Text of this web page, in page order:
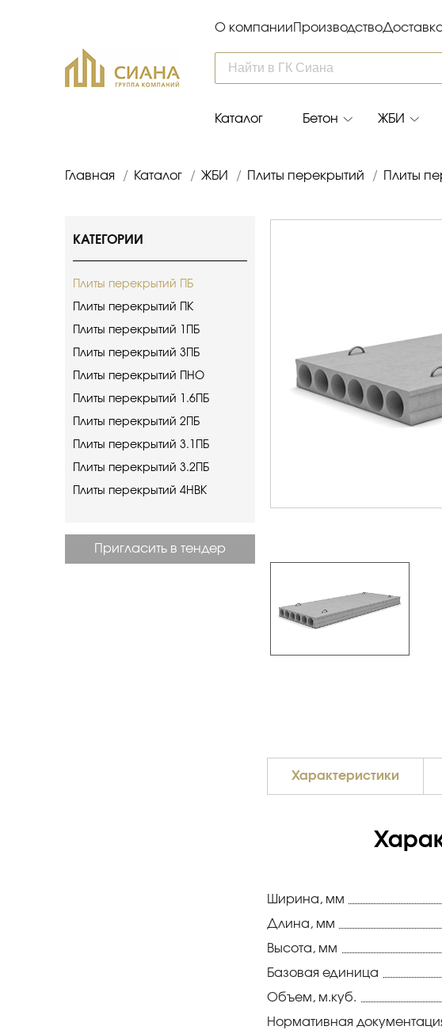
О компании Производство
Каталог Бетон ЖБИ
Главная / Каталог / ЖБИ / Плиты перекрытий / Плиты
КАТЕГОРИИ
Плиты перекрытий ПБ
Плиты перекрытий ПК
Плиты перекрытий 1ПБ
Плиты перекрытий 3ПБ
Плиты перекрытий ПНО
Плиты перекрытий 1.6ПБ
Плиты перекрытий 2ПБ
Плиты перекрытий 3.1ПБ
Плиты перекрытий 3.2ПБ
Плиты перекрытий 4НВК
Пригласить в тендер
Характеристики
Ширина, мм
Длина, мм
Высота, мм
Базовая единица
Объем, м.куб.
Нормативная